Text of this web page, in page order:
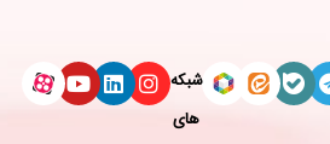
شبکه
های